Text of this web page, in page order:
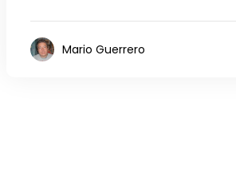
Mario Guerrero